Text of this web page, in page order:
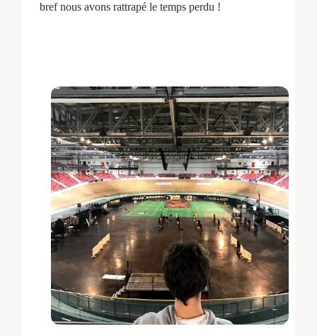
bref nous avons rattrapé le temps perdu !